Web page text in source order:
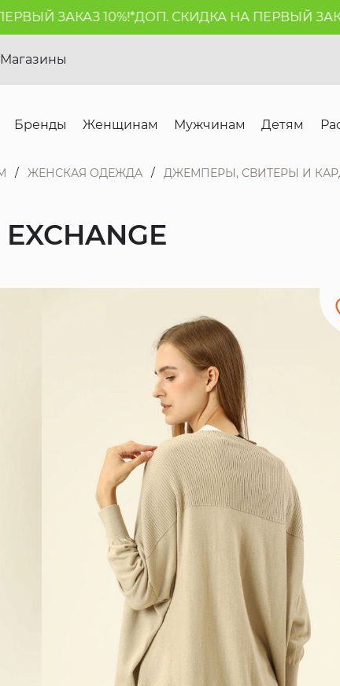
ЗАКАЗ 10%!*ДОП. СКИДКА НА ПЕРВЫЙ ЗАКАЗ
Магазины
Бренды Женщинам Мужчинам Детям
ЖЕНСКАЯ ОДЕЖДА ДЖЕМПЕРЫ, СВИТЕРЫ И